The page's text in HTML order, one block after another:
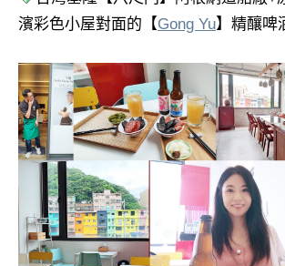
濱彩色小屋對面的【Gong Yu】精釀啤